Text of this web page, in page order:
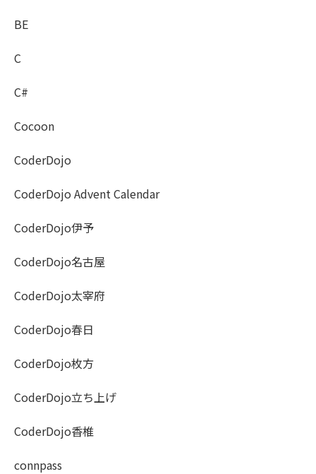
BE
C
C#
Cocoon
CoderDojo
CoderDojo Advent Calendar
CoderDojo伊予
CoderDojo名古屋
CoderDojo太宰府
CoderDojo春日
CoderDojo枚方
CoderDojo立ち上げ
CoderDojo香椎
connpass